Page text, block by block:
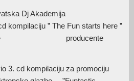
Dj Akademija
kompilaciju ” The Fun starts here ”
producente
3. cd kompilaciju za promociju